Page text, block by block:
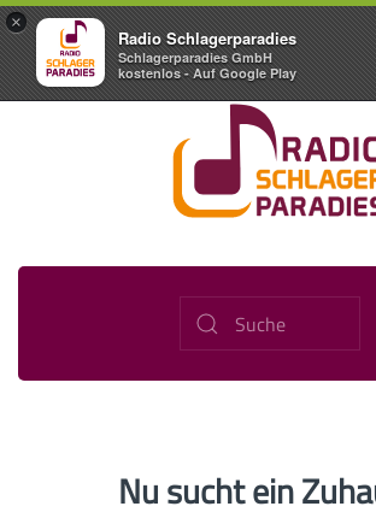
×
Radio Schlagerparadies
Schlagerparadies GmbH
kostenlos - Auf Google Play
Nu sucht ein